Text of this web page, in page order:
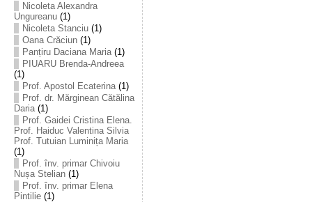
Nicoleta Alexandra
Ungureanu(1)
Nicoleta Stanciu(1)
Oana Crăciun(1)
Panțiru Daciana Maria(1)
PIUARU Brenda-Andreea
(1)
Prof. Apostol Ecaterina(1)
Prof. dr. Mărginean Cătălina
Daria(1)
Prof. Gaidei Cristina Elena.
Prof. Haiduc Valentina Silvia
Prof. Tutuian Luminița Maria
(1)
Prof. înv. primar Chivoiu
Nușa Stelian(1)
Prof. înv. primar Elena
Pintilie(1)